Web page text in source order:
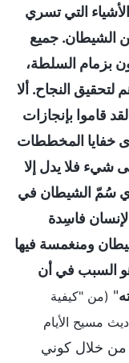
التي تسري
الشيطان. جميع
بزمام السلطة،
النجاح. ألا
قاموا بإنجازات
خفايا المخططات
شيء فلا يدل إلا
سُمّ الشيطان في
فاسِدة
ومنغمسة فيها
السبب في أن
" (من "كيفية
مسيح الأيام
من خلال كوني